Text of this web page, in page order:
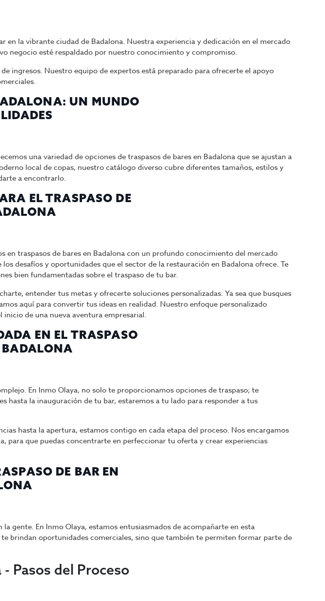
en la vibrante ciudad de Badalona. Nuestra experiencia y dedicación en el mercado
negocio esté respaldado por nuestro conocimiento y compromiso.
ingresos. Nuestro equipo de expertos está preparado para ofrecerte el apoyo
UN MUNDO
una variedad de opciones de traspasos de bares en Badalona que se ajustan a
local de copas, nuestro catálogo diverso cubre diferentes tamaños, estilos y
a encontrarlo.
EL TRASPASO DE
traspasos de bares en Badalona con un profundo conocimiento del mercado
desafíos y oportunidades que el sector de la restauración en Badalona ofrece. Te
bien fundamentadas sobre el traspaso de tu bar.
entender tus metas y ofrecerte soluciones personalizadas. Ya sea que busques
aquí para convertir tus ideas en realidad. Nuestro enfoque personalizado
inicio de una nueva aventura empresarial.
EN EL TRASPASO
BADALONA
En Inmo Olaya, no solo te proporcionamos opciones de traspaso; te
hasta la inauguración de tu bar, estaremos a tu lado para responder a tus
hasta la apertura, estamos contigo en cada etapa del proceso. Nos encargamos
para que puedas concentrarte en perfeccionar tu oferta y crear experiencias
DE BAR EN
gente. En Inmo Olaya, estamos entusiasmados de acompañarte en esta
brindan oportunidades comerciales, sino que también te permiten formar parte de
Pasos del Proceso